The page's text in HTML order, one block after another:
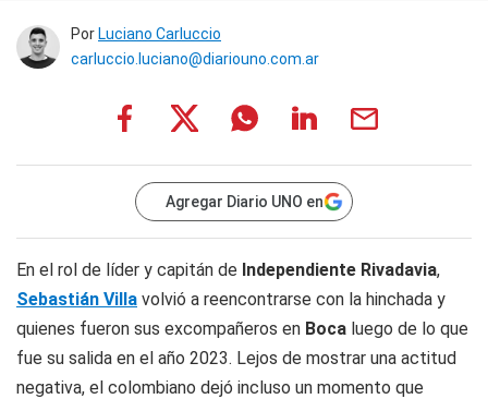
Por Luciano Carluccio
carluccio.luciano@diariouno.com.ar
Agregar Diario UNO en
En el rol de líder y capitán de Independiente Rivadavia,
Sebastián Villa volvió a reencontrarse con la hinchada y
quienes fueron sus excompañeros en Boca luego de lo que
fue su salida en el año 2023. Lejos de mostrar una actitud
negativa, el colombiano dejó incluso un momento que